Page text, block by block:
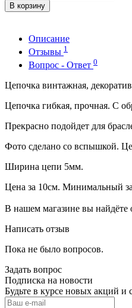
В корзину
Описание
Отзывы 1
Вопрос - Ответ 0
Цепочка винтажная,
Цепочка гибкая, прочная. С
Прекрасно подойдет для
Фото сделано со вспышкой.
Ширина цепи 5мм.
Цена за 10см. Минимальный
В нашем магазине вы найдёте
Написать отзыв
Пока не было вопросов.
Задать вопрос
Подписка на новости
Будьте в курсе новых акций и